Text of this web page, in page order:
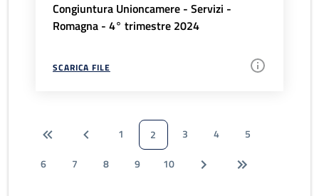
Congiuntura Unioncamere - Servizi -
Romagna - 4° trimestre 2024
SCARICA FILE
1 2 3 4
5
6
7 8 9 10